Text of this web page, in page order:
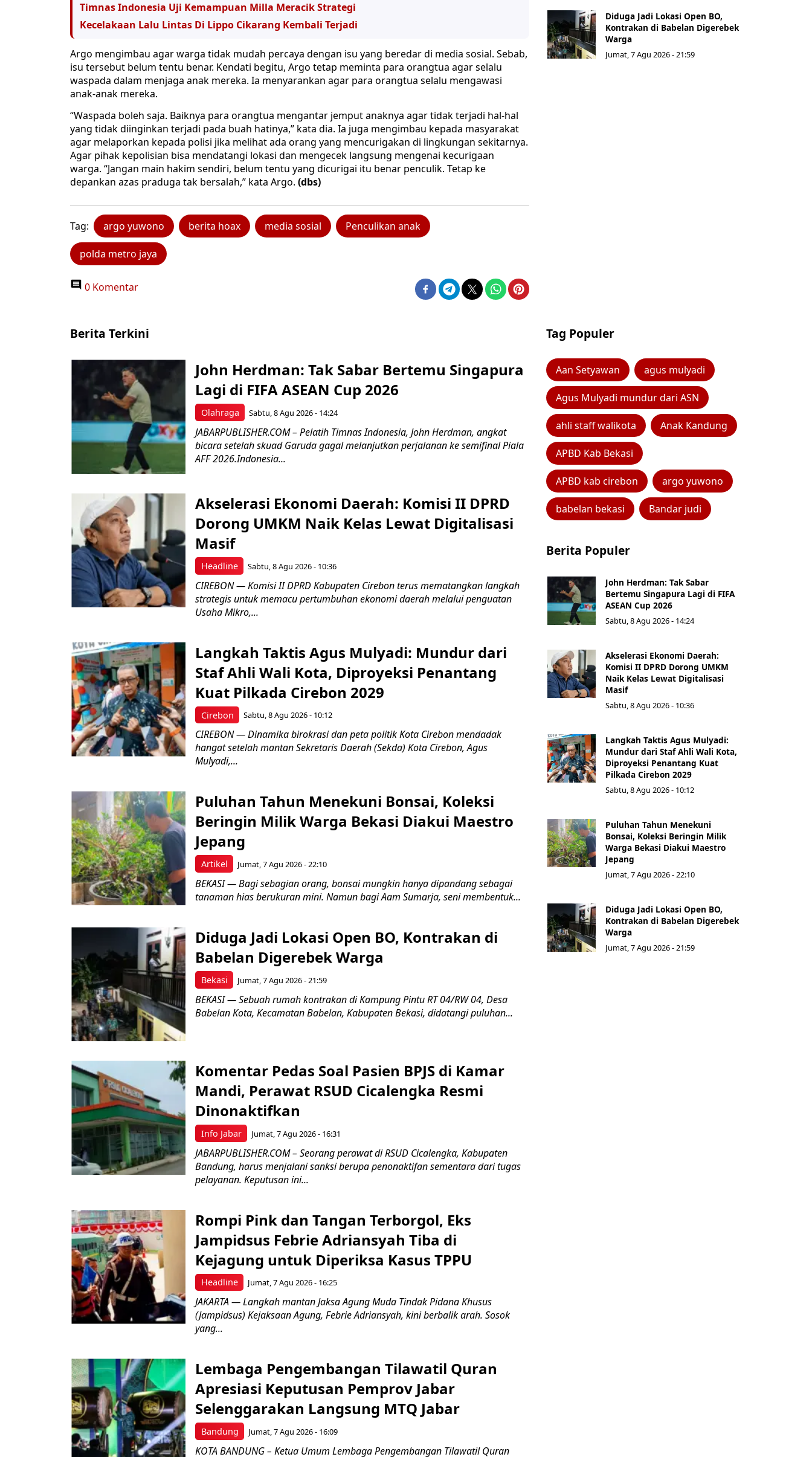
Timnas Indonesia Uji Kemampuan Milla Meracik Strategi
Kecelakaan Lalu Lintas Di Lippo Cikarang Kembali Terjadi
Argo mengimbau agar warga tidak mudah percaya dengan isu yang beredar di media sosial. Sebab,
isu tersebut belum tentu benar. Kendati begitu, Argo tetap meminta para orangtua agar selalu
waspada dalam menjaga anak mereka. Ia menyarankan agar para orangtua selalu mengawasi
anak-anak mereka.
“Waspada boleh saja. Baiknya para orangtua mengantar jemput anaknya agar tidak terjadi hal-hal
yang tidak diinginkan terjadi pada buah hatinya,” kata dia. Ia juga mengimbau kepada masyarakat
agar melaporkan kepada polisi jika melihat ada orang yang mencurigakan di lingkungan sekitarnya.
Agar pihak kepolisian bisa mendatangi lokasi dan mengecek langsung mengenai kecurigaan
warga. “Jangan main hakim sendiri, belum tentu yang dicurigai itu benar penculik. Tetap ke
depankan azas praduga tak bersalah,” kata Argo. (dbs)
Tag: argo yuwono berita hoax media sosial Penculikan anak
polda metro jaya
0 Komentar
Diduga Jadi Lokasi Open BO,
Kontrakan di Babelan Digerebek
Warga
Jumat, 7 Agu 2026 - 21:59
Berita Terkini
Olahraga
John Herdman: Tak Sabar Bertemu Singapura
Lagi di FIFA ASEAN Cup 2026
Sabtu, 8 Agu 2026 - 14:24
JABARPUBLISHER.COM – Pelatih Timnas Indonesia, John Herdman, angkat
bicara setelah skuad Garuda gagal melanjutkan perjalanan ke semifinal Piala
AFF 2026.Indonesia...
Headline
Akselerasi Ekonomi Daerah: Komisi II DPRD
Dorong UMKM Naik Kelas Lewat Digitalisasi
Masif
Sabtu, 8 Agu 2026 - 10:36
CIREBON — Komisi II DPRD Kabupaten Cirebon terus mematangkan langkah
strategis untuk memacu pertumbuhan ekonomi daerah melalui penguatan
Usaha Mikro,...
Cirebon
Langkah Taktis Agus Mulyadi: Mundur dari
Staf Ahli Wali Kota, Diproyeksi Penantang
Kuat Pilkada Cirebon 2029
Sabtu, 8 Agu 2026 - 10:12
CIREBON — Dinamika birokrasi dan peta politik Kota Cirebon mendadak
hangat setelah mantan Sekretaris Daerah (Sekda) Kota Cirebon, Agus
Mulyadi,...
Artikel
Puluhan Tahun Menekuni Bonsai, Koleksi
Beringin Milik Warga Bekasi Diakui Maestro
Jepang
Jumat, 7 Agu 2026 - 22:10
BEKASI — Bagi sebagian orang, bonsai mungkin hanya dipandang sebagai
tanaman hias berukuran mini. Namun bagi Aam Sumarja, seni membentuk...
Bekasi
Diduga Jadi Lokasi Open BO, Kontrakan di
Babelan Digerebek Warga
Jumat, 7 Agu 2026 - 21:59
BEKASI — Sebuah rumah kontrakan di Kampung Pintu RT 04/RW 04, Desa
Babelan Kota, Kecamatan Babelan, Kabupaten Bekasi, didatangi puluhan...
Info Jabar
Komentar Pedas Soal Pasien BPJS di Kamar
Mandi, Perawat RSUD Cicalengka Resmi
Dinonaktifkan
Jumat, 7 Agu 2026 - 16:31
JABARPUBLISHER.COM – Seorang perawat di RSUD Cicalengka, Kabupaten
Bandung, harus menjalani sanksi berupa penonaktifan sementara dari tugas
pelayanan. Keputusan ini...
Headline
Rompi Pink dan Tangan Terborgol, Eks
Jampidsus Febrie Adriansyah Tiba di
Kejagung untuk Diperiksa Kasus TPPU
Jumat, 7 Agu 2026 - 16:25
JAKARTA — Langkah mantan Jaksa Agung Muda Tindak Pidana Khusus
(Jampidsus) Kejaksaan Agung, Febrie Adriansyah, kini berbalik arah. Sosok
yang...
Bandung
Lembaga Pengembangan Tilawatil Quran
Apresiasi Keputusan Pemprov Jabar
Selenggarakan Langsung MTQ Jabar
Jumat, 7 Agu 2026 - 16:09
KOTA BANDUNG – Ketua Umum Lembaga Pengembangan Tilawatil Quran
Tag Populer
Aan Setyawan agus mulyadi
Agus Mulyadi mundur dari ASN
ahli staff walikota Anak Kandung
APBD Kab Bekasi
APBD kab cirebon argo yuwono
babelan bekasi Bandar judi
Berita Populer
John Herdman: Tak Sabar
Bertemu Singapura Lagi di FIFA
ASEAN Cup 2026
Sabtu, 8 Agu 2026 - 14:24
Akselerasi Ekonomi Daerah:
Komisi II DPRD Dorong UMKM
Naik Kelas Lewat Digitalisasi
Masif
Sabtu, 8 Agu 2026 - 10:36
Langkah Taktis Agus Mulyadi:
Mundur dari Staf Ahli Wali Kota,
Diproyeksi Penantang Kuat
Pilkada Cirebon 2029
Sabtu, 8 Agu 2026 - 10:12
Puluhan Tahun Menekuni
Bonsai, Koleksi Beringin Milik
Warga Bekasi Diakui Maestro
Jepang
Jumat, 7 Agu 2026 - 22:10
Diduga Jadi Lokasi Open BO,
Kontrakan di Babelan Digerebek
Warga
Jumat, 7 Agu 2026 - 21:59